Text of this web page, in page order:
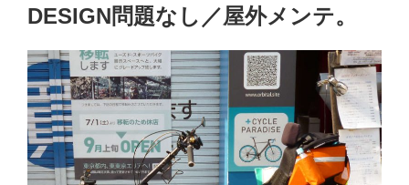
DESIGN問題なし／屋外メンテ。